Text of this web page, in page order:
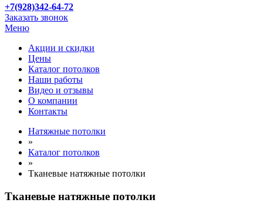
+7(928)342-64-72
Заказать звонок
Меню
Акции и скидки
Цены
Каталог потолков
Наши работы
Видео и отзывы
О компании
Контакты
Натяжные потолки
»
Каталог потолков
»
Тканевые натяжные потолки
Тканевые натяжные потолки